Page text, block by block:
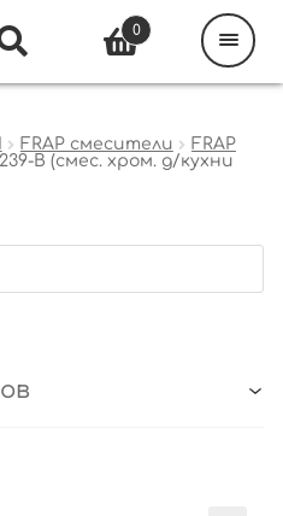
FRAP смесители
FRAP
B (смес. хром. д/кухни
0